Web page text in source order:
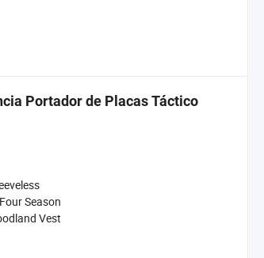
Portador de Placas Táctico
Four Season
Vest